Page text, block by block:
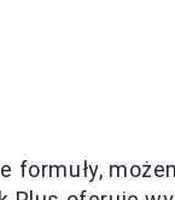
formuły,